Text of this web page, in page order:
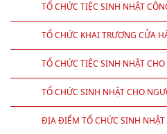
TỔ CHỨC TIỆC SINH NHẬT
TỔ CHỨC KHAI TRƯƠNG CỬA
TỔ CHỨC TIỆC SINH NHẬT CHO
TỔ CHỨC SINH NHẬT CHO
ĐỊA ĐIỂM TỔ CHỨC SINH NHẬT